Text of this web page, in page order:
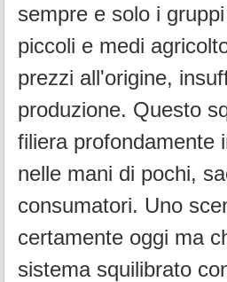
sempre e solo i
piccoli e medi
prezzi all'origine,
produzione. Questo
filiera profondamente
nelle mani di pochi,
consumatori. Uno
certamente oggi ma
sistema squilibrato